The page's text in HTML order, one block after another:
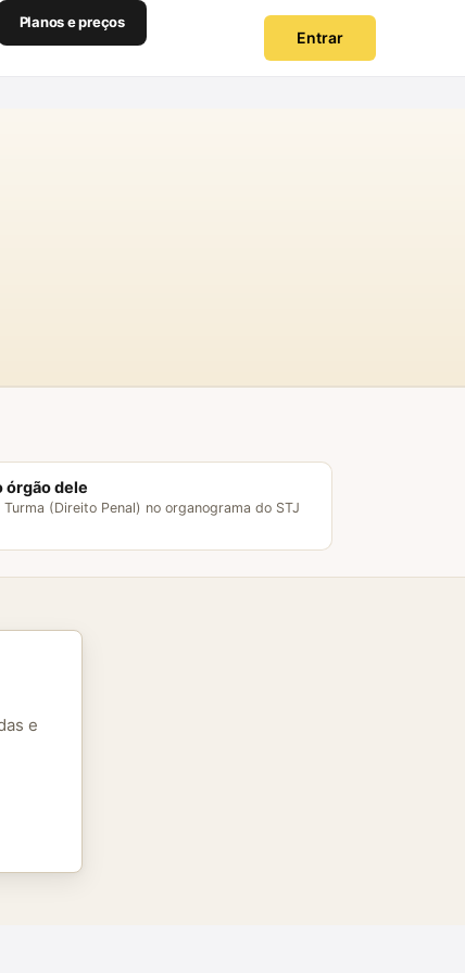
Planos e preços
Entrar
órgão dele
Turma (Direito Penal) no organograma do STJ
e